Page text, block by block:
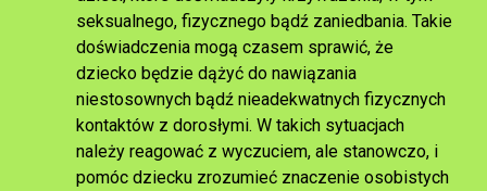
seksualnego, fizycznego bądź zaniedbania. Takie
doświadczenia mogą czasem sprawić, że
dziecko będzie dążyć do nawiązania
niestosownych bądź nieadekwatnych fizycznych
kontaktów z dorosłymi. W takich sytuacjach
należy reagować z wyczuciem, ale stanowczo, i
pomóc dziecku zrozumieć znaczenie osobistych